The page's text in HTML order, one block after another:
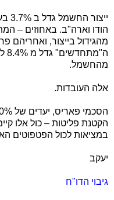
מהחשמל.
אלה העובדות.
הקטנת פליטות – כול אלו
במציאות לכול הפטפוטים
יעקב
גיבוי הדו"ח